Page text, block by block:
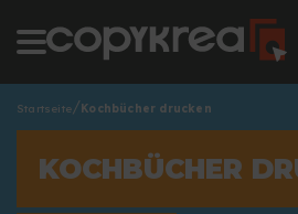
Startseite Kochbücher drucken
KOCHBÜCHER